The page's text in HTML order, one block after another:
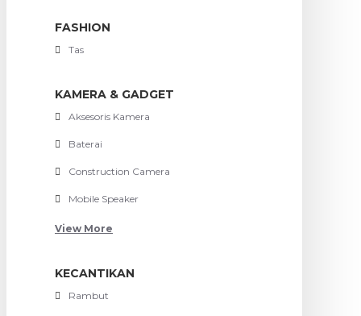
FASHION
Tas
KAMERA & GADGET
Aksesoris Kamera
Baterai
Construction Camera
Mobile Speaker
View More
KECANTIKAN
Rambut